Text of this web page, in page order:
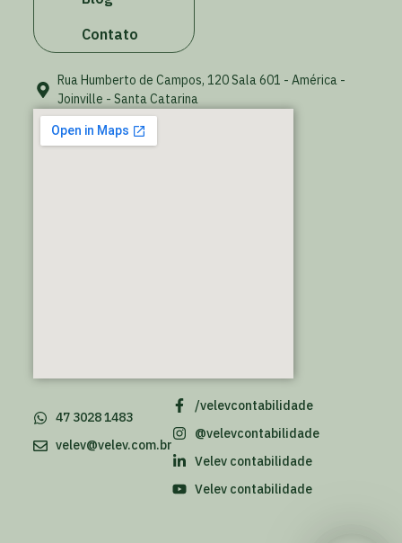
Contato
Rua Humberto de Campos, 120 Sala 601 - América -
Joinville - Santa Catarina
/velevcontabilidade
@velevcontabilidade
Velev contabilidade
Velev contabilidade
47 3028 1483
velev@velev.com.br